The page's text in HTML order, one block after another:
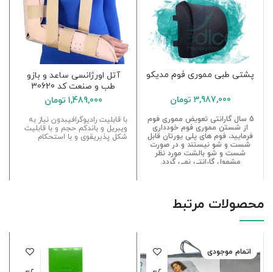
پشتی طبی مموری فوم مدیکو
3,987,000 تومان
5 سال گارانتی تعویض مموری فوم
از شستن مموری فوم خودداری
فرمایید، فوم های پلی یورتان قابل
شست و شو نیستند و در صورت
شست و شو بالشت مورد نظر
مشمول گارانتی نمی گردد.
آتل اورژانسی ساعد و بازو
طب و صنعت کد 30620
1,489,000 تومان
با قابلیت رادیوگرافیبدون نیاز به
ویبریل و باندکم حجم و با قابلیت
شکل پذیریقوی و با استحکام
محصولات مرتبط
اتمام موجودی